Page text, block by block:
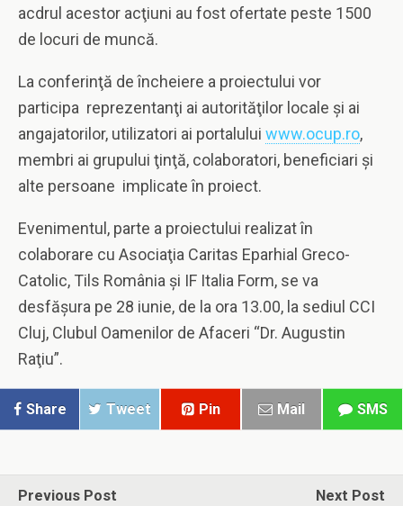
acdrul acestor acţiuni au fost ofertate peste 1500
de locuri de muncă.
La conferinţă de încheiere a proiectului vor
participa reprezentanţi ai autorităţilor locale şi ai
angajatorilor, utilizatori ai portalului www.ocup.ro,
membri ai grupului ţinţă, colaboratori, beneficiari şi
alte persoane implicate în proiect.
Evenimentul, parte a proiectului realizat în
colaborare cu Asociaţia Caritas Eparhial Greco-
Catolic, Tils România şi IF Italia Form, se va
desfăşura pe 28 iunie, de la ora 13.00, la sediul CCI
Cluj, Clubul Oamenilor de Afaceri “Dr. Augustin
Raţiu”.
Share Tweet Pin Mail SMS
Previous Post Next Post